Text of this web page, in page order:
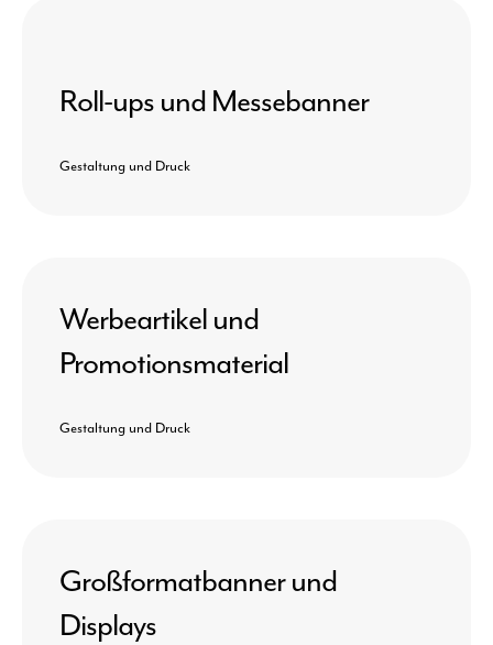
Roll-ups und Messebanner
Gestaltung und Druck
Werbeartikel und
Promotionsmaterial
Gestaltung und Druck
Großformatbanner und
Displays